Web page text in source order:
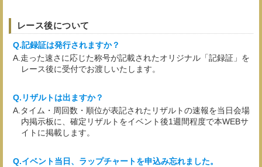
レース後について
記録証は発行されますか？
走った速さに応じた称号が記載されたオリジナル「記録証」を
レース後に受付でお渡しいたします。
リザルトは出ますか？
タイム・周回数・順位が表記されたリザルトの速報を当日会場
内掲示板に、確定リザルトをイベント後1週間程度で本WEBサ
イトに掲載します。
イベント当日、ラップチャートを申込み忘れました。